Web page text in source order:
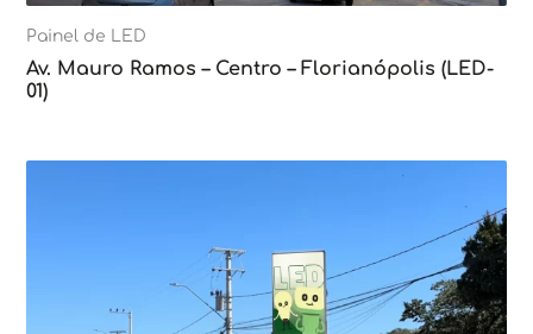
Painel de LED
Av. Mauro Ramos – Centro – Florianópolis (LED-
01)